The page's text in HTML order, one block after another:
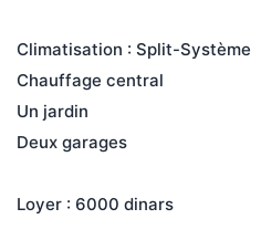
Climatisation : Split-Système
Chauffage central
Un jardin
Deux garages
Loyer : 6000 dinars